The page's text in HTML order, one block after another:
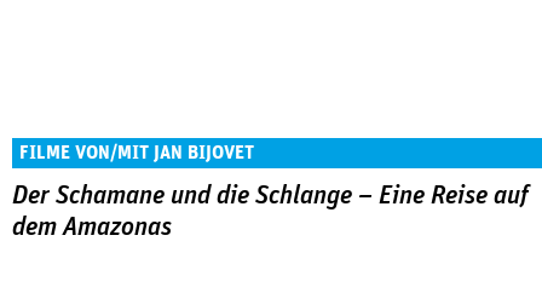
FILME VON/MIT JAN BIJOVET
Der Schamane und die Schlange – Eine Reise auf
dem Amazonas